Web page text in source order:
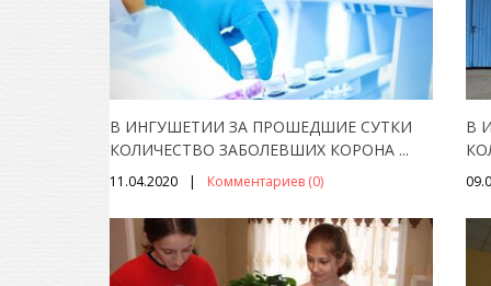
В ИНГУШЕТИИ ЗА ПРОШЕДШИЕ СУТКИ
КОЛИЧЕСТВО ЗАБОЛЕВШИХ КОРОНА ...
11.04.2020 Комментариев (0)
В